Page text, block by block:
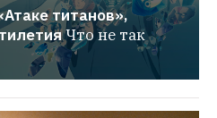
титанов»,
Что не так